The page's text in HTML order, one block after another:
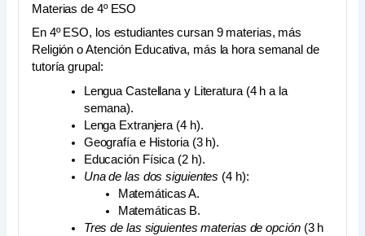
Materias de 4º ESO
En 4º ESO, los estudiantes cursan 9 materias, más
Religión o Atención Educativa, más la hora semanal de
tutoría grupal:
Lengua Castellana y Literatura (4 h a la
semana).
Lenga Extranjera (4 h).
Geografía e Historia (3 h).
Educación Física (2 h).
Una de las dos siguientes (4 h):
Matemáticas A.
Matemáticas B.
Tres de las siguientes materias de opción(3 h